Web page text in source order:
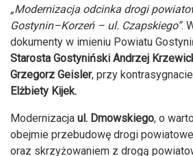
„Modernizacja odcinka drogi
Gostynin–Korzeń – ul. Czapskiego”.
dokumenty w imieniu Powiatu
Starosta Gostyniński Andrzej
Grzegorz Geisler, przy kontrasygnacie
Elżbiety Kijek.
Modernizacja ul. Dmowskiego, o
obejmie przebudowę drogi
oraz skrzyżowaniem z drogą